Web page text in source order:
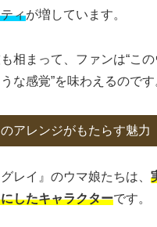
ィが増しています。
相まって、ファンは“こ
な感覚”を味わえるのです
アレンジがもたらす魅力
レイ』のウマ娘たちは、
したキャラクターです。